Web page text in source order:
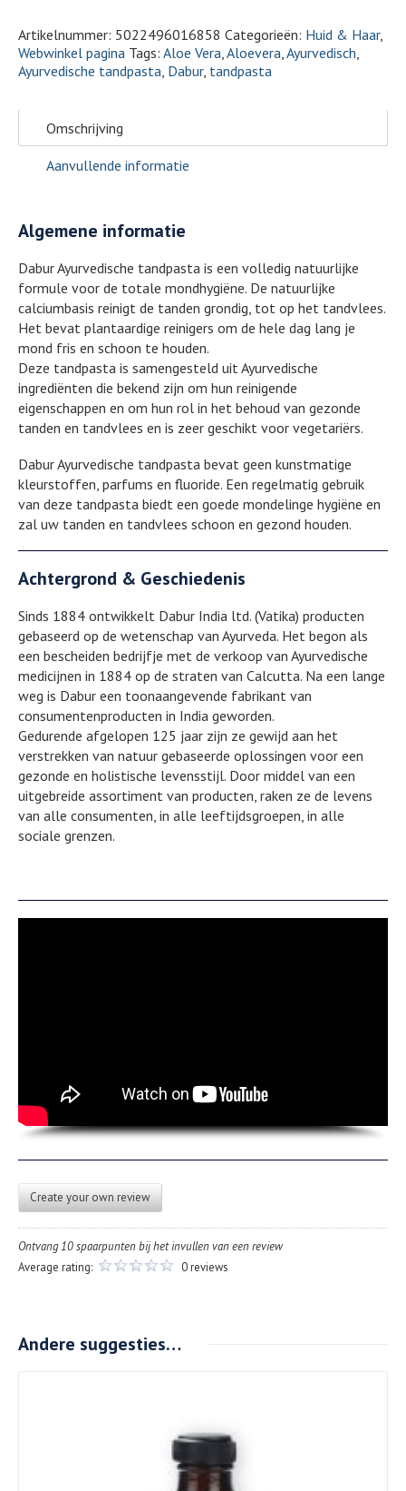
Artikelnummer: 5022496016858 Categorieën: Huid & Haar,
Webwinkel pagina Tags: Aloe Vera Aloevera Ayurvedisch
Ayurvedische tandpasta Dabur, tandpasta
Omschrijving
Aanvullende informatie
Algemene informatie
Dabur Ayurvedische tandpasta is een volledig natuurlijke
formule voor de totale mondhygiëne. De natuurlijke
calciumbasis reinigt de tanden grondig, tot op het tandvlees.
Het bevat plantaardige reinigers om de hele dag lang je
mond fris en schoon te houden.
Deze tandpasta is samengesteld uit Ayurvedische
ingrediënten die bekend zijn om hun reinigende
eigenschappen en om hun rol in het behoud van gezonde
tanden en tandvlees en is zeer geschikt voor vegetariërs.
Dabur Ayurvedische tandpasta bevat geen kunstmatige
kleurstoffen, parfums en fluoride. Een regelmatig gebruik
van deze tandpasta biedt een goede mondelinge hygiëne en
zal uw tanden en tandvlees schoon en gezond houden.
Achtergrond & Geschiedenis
Sinds 1884 ontwikkelt Dabur India ltd. (Vatika) producten
gebaseerd op de wetenschap van Ayurveda. Het begon als
een bescheiden bedrijfje met de verkoop van Ayurvedische
medicijnen in 1884 op de straten van Calcutta. Na een lange
weg is Dabur een toonaangevende fabrikant van
consumentenproducten in India geworden.
Gedurende afgelopen 125 jaar zijn ze gewijd aan het
verstrekken van natuur gebaseerde oplossingen voor een
gezonde en holistische levensstijl. Door middel van een
uitgebreide assortiment van producten, raken ze de levens
van alle consumenten, in alle leeftijdsgroepen, in alle
sociale grenzen.
Create your own review
Ontvang 10 spaarpunten bij het invullen van een review
Average rating:
0 reviews
Andere suggesties…